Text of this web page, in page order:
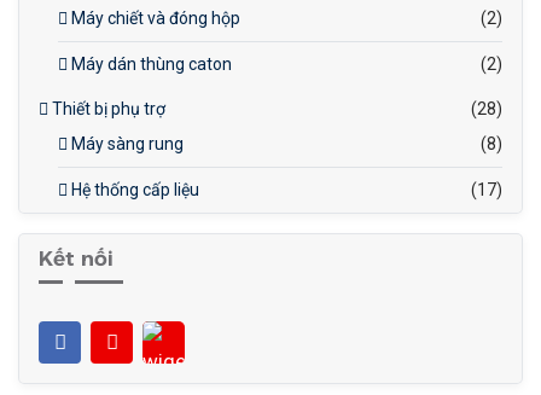
Máy chiết và đóng hộp (2)
Máy dán thùng caton (2)
Thiết bị phụ trợ
(28)
Máy sàng rung
(8)
Hệ thống cấp liệu (17)
Kết nối